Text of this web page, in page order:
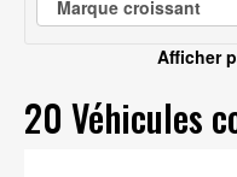
Afficher
20 Véhicules